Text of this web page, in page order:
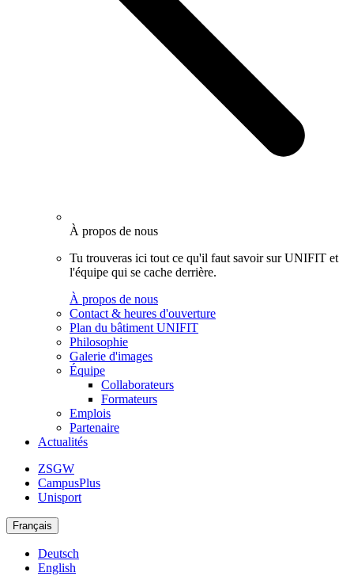
À propos de nous
Tu trouveras ici tout ce qu'il faut savoir sur UNIFIT et
l'équipe qui se cache derrière.
À propos de nous
Contact & heures d'ouverture
Plan du bâtiment UNIFIT
Philosophie
Galerie d'images
Équipe
Collaborateurs
Formateurs
Emplois
Partenaire
Actualités
ZSGW
CampusPlus
Unisport
Français
Deutsch
English